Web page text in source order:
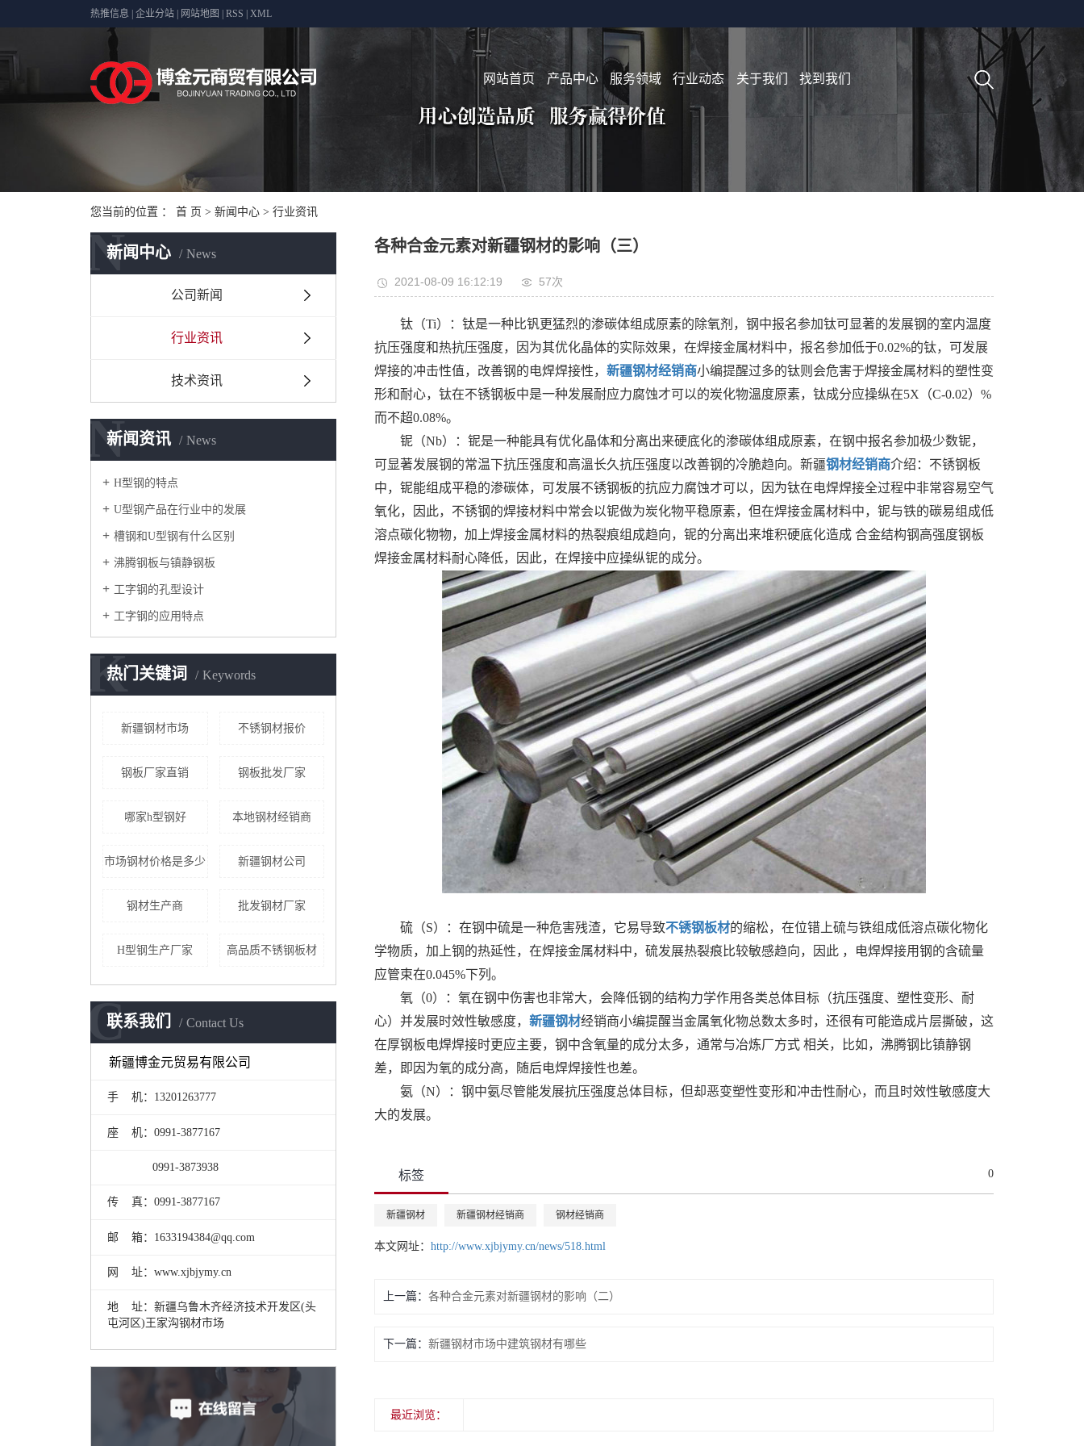
热推信息 企业分站 网站地图 RSS XML
网站首页 产品中心 服务领域 行业动态 关于我们 找到我们
您当前的位置 ： 首 页 > 新闻中心 > 行业资讯
新闻中心 News
N
公司新闻
行业资讯
技术资讯
新闻资讯 News
N
H型钢的特点
U型钢产品在行业中的发展
槽钢和U型钢有什么区别
沸腾钢板与镇静钢板
工字钢的孔型设计
工字钢的应用特点
热门关键词 Keywords
K
新疆钢材市场 不锈钢材报价
钢板厂家直销 钢板批发厂家
哪家h型钢好 本地钢材经销商
市场钢材价格是多少 新疆钢材公司
钢材生产商 批发钢材厂家
H型钢生产厂家 高品质不锈钢板材
联系我们 Contact Us
C
新疆博金元贸易有限公司
手 机：13201263777
座 机：0991-3877167
0991-3873938
传 真：0991-3877167
邮 箱：1633194384@qq.com
网 址：www.xjbjymy.cn
地 址：新疆乌鲁木齐经济技术开发区(头
屯河区)王家沟钢材市场
各种合金元素对新疆钢材的影响（三）
2021-08-09 16:12:19 57次
钛（Ti）：钛是一种比钒更猛烈的渗碳体组成原素的除氧剂，钢中报名参加钛可显著的发展钢的室内温度
抗压强度和热抗压强度，因为其优化晶体的实际效果，在焊接金属材料中，报名参加低于0.02%的钛，可发展
焊接的冲击性值，改善钢的电焊焊接性， 新疆钢材经销商小编提醒过多的钛则会危害于焊接金属材料的塑性变
形和耐心，钛在不锈钢板中是一种发展耐应力腐蚀才可以的炭化物溫度原素，钛成分应操纵在5X（C-0.02）%
而不超0.08%。
铌（Nb）：铌是一种能具有优化晶体和分离出来硬底化的渗碳体组成原素，在钢中报名参加极少数铌，
可显著发展钢的常温下抗压强度和高溫长久抗压强度以改善钢的冷脆趋向。 新疆钢材经销商介绍： 不锈钢板
中，铌能组成平稳的渗碳体，可发展不锈钢板的抗应力腐蚀才可以，因为钛在电焊焊接全过程中非常容易空气
氧化，因此，不锈钢的焊接材料中常会以铌做为炭化物平稳原素，但在焊接金属材料中，铌与铁的碳易组成低
溶点碳化物物，加上焊接金属材料的热裂痕组成趋向，铌的分离出来堆积硬底化造成 合金结构钢高强度钢板
焊接金属材料耐心降低，因此，在焊接中应操纵铌的成分。
硫（S）：在钢中硫是一种危害残渣，它易导致不锈钢板材的缩松，在位错上硫与铁组成低溶点碳化物化
学物质，加上钢的热延性，在焊接金属材料中，硫发展热裂痕比较敏感趋向，因此 ，电焊焊接用钢的含硫量
应管束在0.045%下列。
氧（0）：氧在钢中伤害也非常大，会降低钢的结构力学作用各类总体目标（抗压强度、塑性变形、耐
心）并发展时效性敏感度， 新疆钢材经销商小编提醒当金属氧化物总数太多时，还很有可能造成片层撕破，这
在厚钢板电焊焊接时更应主要，钢中含氧量的成分太多，通常与冶炼厂方式 相关，比如，沸腾钢比镇静钢
差，即因为氧的成分高，随后电焊焊接性也差。
氨（N）：钢中氨尽管能发展抗压强度总体目标，但却恶变塑性变形和冲击性耐心，而且时效性敏感度大
大的发展。
标签 0
新疆钢材 新疆钢材经销商 钢材经销商
本文网址： http://www.xjbjymy.cn/news/518.html
上一篇： 各种合金元素对新疆钢材的影响（二）
下一篇： 新疆钢材市场中建筑钢材有哪些
最近浏览：